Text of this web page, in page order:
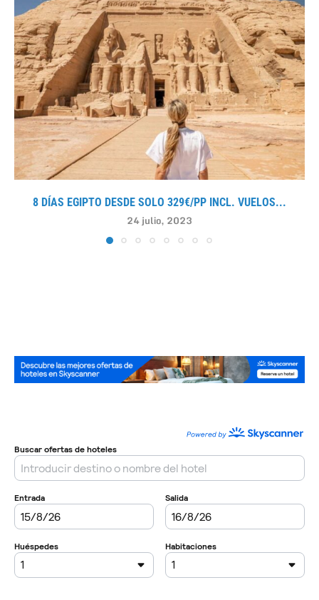
8 DÍAS EGIPTO DESDE SOLO 329€/PP INCL. VUELOS...
24 julio, 2023